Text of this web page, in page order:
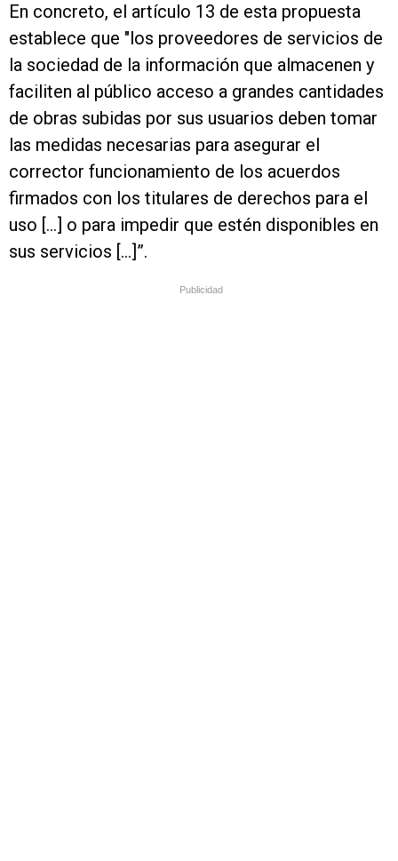
En concreto, el artículo 13 de esta propuesta
establece que "los proveedores de servicios de
la sociedad de la información que almacenen y
faciliten al público acceso a grandes cantidades
de obras subidas por sus usuarios deben tomar
las medidas necesarias para asegurar el
corrector funcionamiento de los acuerdos
firmados con los titulares de derechos para el
uso […] o para impedir que estén disponibles en
sus servicios […]”.
Publicidad